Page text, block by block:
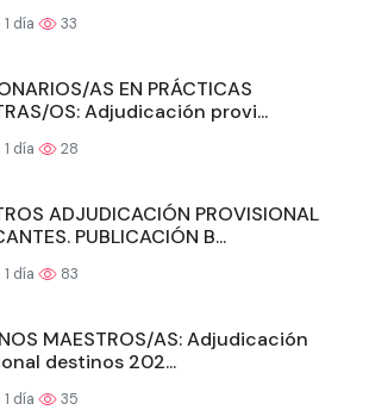
día 33
AS EN PRÁCTICAS
OS: Adjudicación provi...
día 28
ADJUDICACIÓN PROVISIONAL
PUBLICACIÓN B...
día 83
MAESTROS/AS: Adjudicación
destinos 202...
día 35